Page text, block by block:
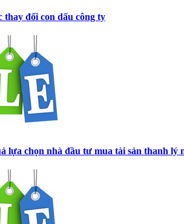
thay đổi con dấu công ty
lựa chọn nhà đầu tư mua tài sản thanh lý